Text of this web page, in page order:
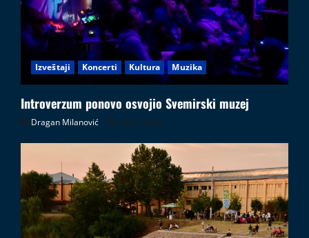
Izveštaji Koncerti Kultura Muzika
Introverzum ponovo osvojio Svemirski muzej
Dragan Milanović 28.07.2026